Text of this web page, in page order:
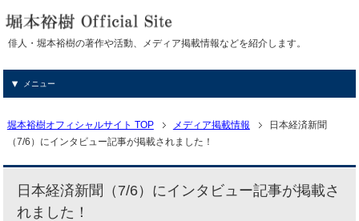
俳人・堀本裕樹の著作や活動、メディア掲載情報などを紹介します。
メニュー
堀本裕樹オフィシャルサイト TOP メディア掲載情報
日本経済新聞
（7/6）にインタビュー記事が掲載されました！
日本経済新聞（7/6）にインタビュー記事が掲載さ
れました！